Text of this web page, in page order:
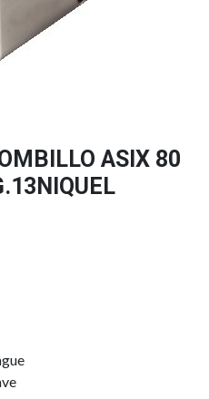
ASIX 80